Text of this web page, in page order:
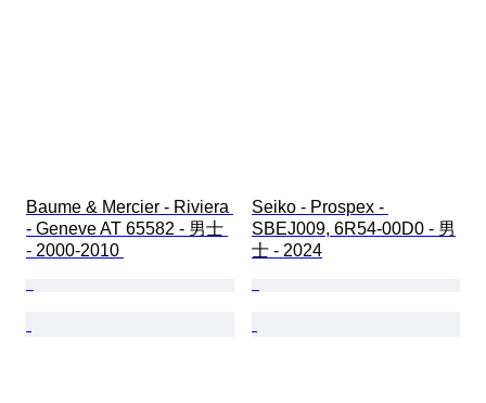
Baume & Mercier - Riviera
- Geneve AT 65582 - 男士
- 2000-2010
Seiko - Prospex -
SBEJ009, 6R54-00D0 - 男
士 - 2024